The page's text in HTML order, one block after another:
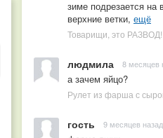
зиме подрезается на
верхние ветки, ещё
людмила 8 месяцев
а зачем яйцо?
Рулет из фарша с
гость 9 месяцев назад